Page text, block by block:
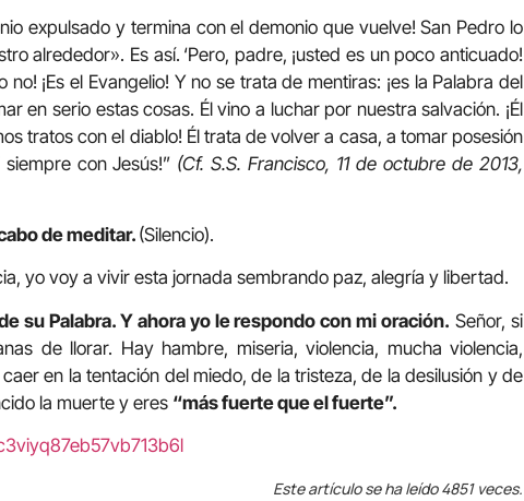
expulsado y termina con el demonio que vuelve! San Pedro lo
alrededor». Es así. ‘Pero, padre, ¡usted es un poco anticuado!
¡Es el Evangelio! Y no se trata de mentiras: ¡es la Palabra del
en serio estas cosas. Él vino a luchar por nuestra salvación. ¡Él
tratos con el diablo! Él trata de volver a casa, a tomar posesión
con Jesús!” (Cf. S.S. Francisco, 11 de octubre de 2013,
de meditar. (Silencio).
yo voy a vivir esta jornada sembrando paz, alegría y libertad.
su Palabra. Y ahora yo le respondo con mi oración. Señor, si
de llorar. Hay hambre, miseria, violencia, mucha violencia,
en la tentación del miedo, de la tristeza, de la desilusión y de
la muerte y eres “más fuerte que el fuerte”.
Este artículo se ha leído 4851 veces.